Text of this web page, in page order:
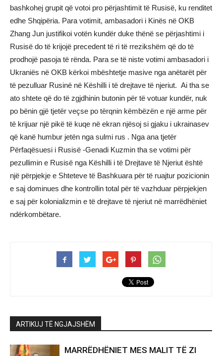
bashkohej grupit që votoi pro përjashtimit të Rusisë, ku renditet
edhe Shqipëria. Para votimit, ambasadori i Kinës në OKB
Zhang Jun justifikoi votën kundër duke thënë se përjashtimi i
Rusisë do të krijojë precedent të ri të rrezikshëm që do të
prodhojë pasoja të rënda. Para se të niste votimi ambasadori i
Ukraniës në OKB kërkoi mbështetje masive nga anëtarët për
të pezulluar Rusinë në Këshilli i të drejtave të njeriut. Ai tha se
ato shtete që do të zgjdhinin butonin për të votuar kundër, nuk
po bënin gjë tjetër veçse po tërqnin këmbëzën e një arme për
të krijuar një pikë të kuqe në ekran njësoj si gjaku i ukrainasev
që kanë humbur jetën nga sulmi rus . Nga ana tjetër
Përfaqësuesi i Rusisë -Genadi Kuzmin tha se votimi për
pezullimin e Rusisë nga Këshilli i të Drejtave të Njeriut është
një përpjekje e Shteteve të Bashkuara për të ruajtur pozicionin
e saj dominues dhe kontrollin total për të vazhduar përpjekjen
e saj për kolonializmin e të drejtave të njeriut në marrëdhëniet
ndërkombëtare.
ARTIKUJ TË NGJAJSHËM
MARRËDHËNIET MES MALIT TË ZI